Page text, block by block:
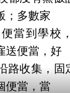
；多數家
當到學校
送便當，好
路收集，固
便當，當